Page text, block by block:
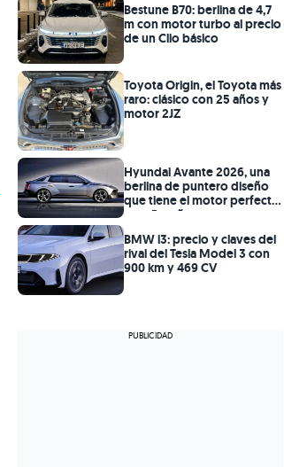
Bestune B70: berlina de 4,7
m con motor turbo al precio
de un Clio básico
Toyota Origin, el Toyota más
raro: clásico con 25 años y
motor 2JZ
Hyundai Avante 2026, una
berlina de puntero diseño
que tiene el motor perfecto
para España
BMW i3: precio y claves del
rival del Tesla Model 3 con
900 km y 469 CV